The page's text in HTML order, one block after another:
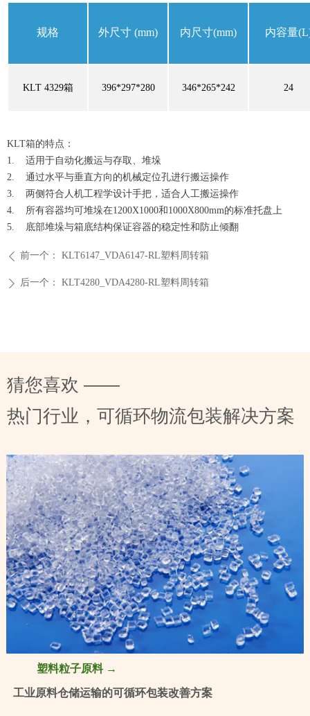
ꄴ 前一个： KLT6147_VDA6147-RL塑料周转箱
ꄲ 后一个： KLT4280_VDA4280-RL塑料周转箱
规格 外尺寸 (mm) 内尺寸(mm) 内容量
KLT 4329箱 396*297*280 346*265*242 24
KLT箱的特点：
1. 适用于自动化搬运与存取、堆垛
2. 通过水平与垂直方向的机械定位孔进行搬运操作
3. 两侧符合人机工程学设计手把，适合人工搬运操作
4. 所有容器均可堆垛在1200X1000和1000X800mm的标准托盘上
5. 底部堆垛与箱底结构保证容器的稳定性和防止倾翻
工业原料仓储运输的可循环包装改善方案
塑料粒子原料 →
猜您喜欢 ——
热门行业，可循环物流包装解决方案